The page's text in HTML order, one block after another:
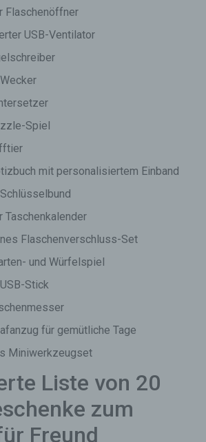
Flaschenöffner
USB-Ventilator
Spiel
mit personalisiertem Einband
Taschenkalender
Flaschenverschluss-Set
und Würfelspiel
Stick
für gemütliche Tage
Miniwerkzeugset
Liste von 20
zum
Freund